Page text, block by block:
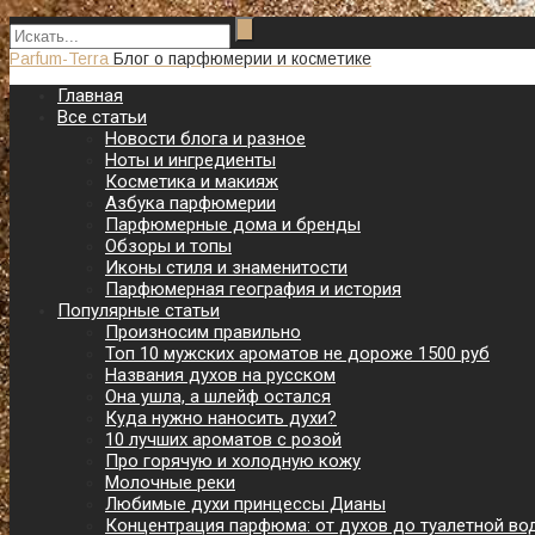
Parfum-Terra Блог о парфюмерии и косметике
Главная
Все статьи
Новости блога и разное
Ноты и ингредиенты
Косметика и макияж
Азбука парфюмерии
Парфюмерные дома и бренды
Обзоры и топы
Иконы стиля и знаменитости
Парфюмерная география и история
Популярные статьи
Произносим правильно
Топ 10 мужских ароматов не дороже 1500 руб
Названия духов на русском
Она ушла, а шлейф остался
Куда нужно наносить духи?
10 лучших ароматов с розой
Про горячую и холодную кожу
Молочные реки
Любимые духи принцессы Дианы
Концентрация парфюма: от духов до туалетной